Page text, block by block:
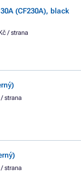
(CF230A), black
/ strana
strana
strana